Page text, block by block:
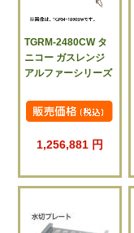
TGRM-2480CW タ
ニコー ガスレンジ
アルファーシリーズ
1,256,881 円